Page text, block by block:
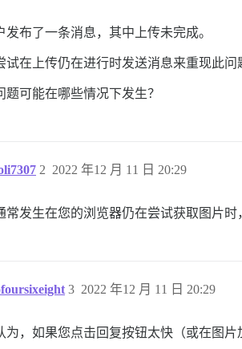
发布了一条消息，其中上传未完成。
试在上传仍在进行时发送消息来重现此
题可能在哪些情况下发生？
2022 年12 月 11 日 20:29
2
常发生在您的浏览器仍在尝试获取图片
2022 年12 月 11 日 20:29
3
为，如果您点击回复按钮太快（或在图